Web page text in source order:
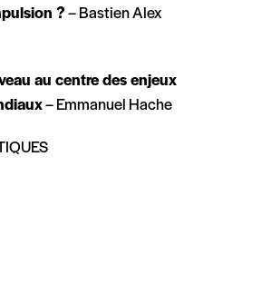
? – Bastien Alex
au centre des enjeux
– Emmanuel Hache